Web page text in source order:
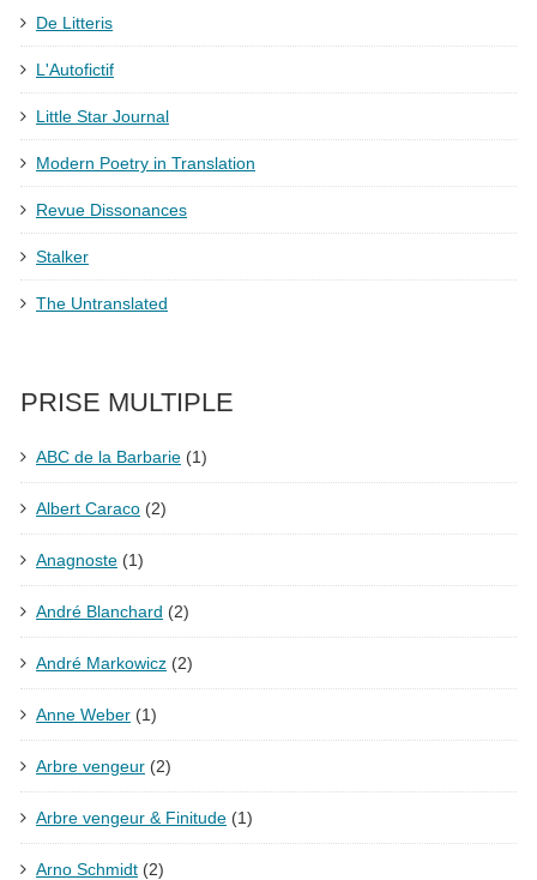
De Litteris
L'Autofictif
Little Star Journal
Modern Poetry in Translation
Revue Dissonances
Stalker
The Untranslated
PRISE MULTIPLE
ABC de la Barbarie (1)
Albert Caraco (2)
Anagnoste (1)
André Blanchard (2)
André Markowicz (2)
Anne Weber (1)
Arbre vengeur (2)
Arbre vengeur & Finitude (1)
Arno Schmidt (2)